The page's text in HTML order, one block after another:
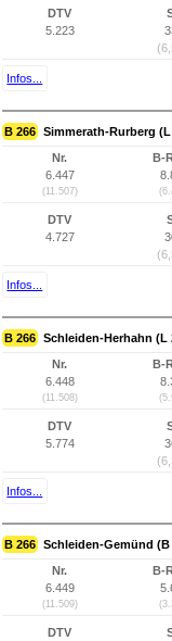
DTV
5.223
Infos...
B 266 Simmerath-Rurberg
Nr.
6.447
(11.507)
B-
DTV
4.727
Infos...
B 266 Schleiden-Herhahn (L
Nr.
6.448
(11.508)
B-
DTV
5.774
Infos...
B 266 Schleiden-Gemünd (B
Nr.
6.449
(11.509)
B-
DTV